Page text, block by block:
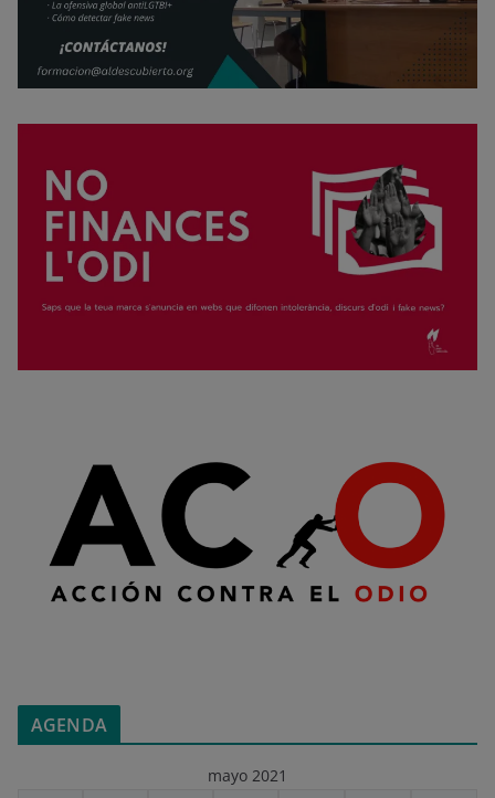
AGENDA
mayo 2021